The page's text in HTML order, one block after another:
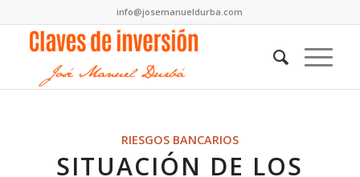
info@josemanueldurba.com
RIESGOS BANCARIOS
SITUACIÓN DE LOS